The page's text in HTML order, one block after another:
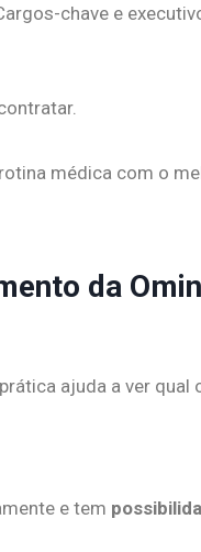
chave e
médica com o
da
ajuda a ver
e tem